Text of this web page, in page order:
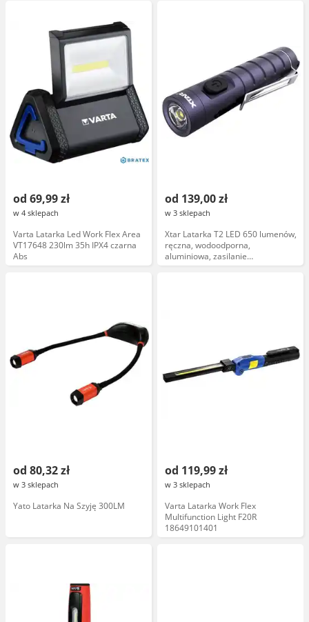
od 69,99 zł
w 4 sklepach
Varta Latarka Led Work Flex Area
VT17648 230lm 35h IPX4 czarna
Abs
od 139,00 zł
w 3 sklepach
Xtar Latarka T2 LED 650 lumenów,
ręczna, wodoodporna,
aluminiowa, zasilanie
akumulatorowe
od 80,32 zł
w 3 sklepach
Yato Latarka Na Szyję 300LM
od 119,99 zł
w 3 sklepach
Varta Latarka Work Flex
Multifunction Light F20R
18649101401